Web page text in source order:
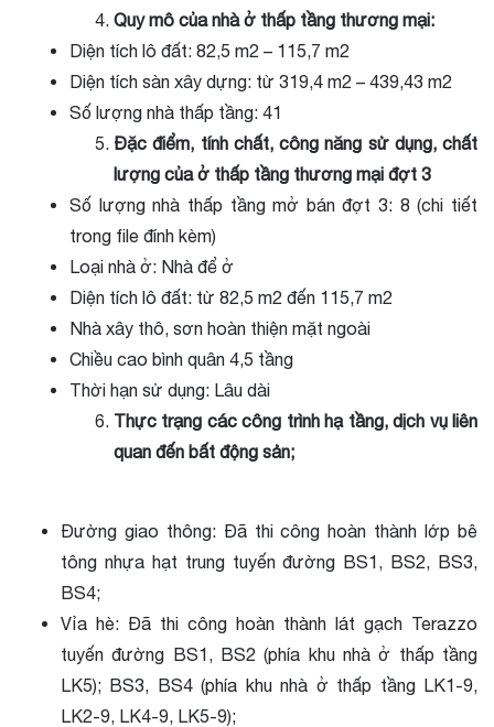
Quy mô của nhà ở thấp tầng thương mại:
Diện tích lô đất: 82,5 m2 – 115,7 m2
Diện tích sàn xây dựng: từ 319,4 m2 – 439,43 m2
Số lượng nhà thấp tầng: 41
Đặc điểm, tính chất, công năng sử dụng, chất
lượng của ở thấp tầng thương mại đợt 3
Số lượng nhà thấp tầng mở bán đợt 3: 8 (chi tiết
trong file đính kèm)
Loại nhà ở: Nhà để ở
Diện tích lô đất: từ 82,5 m2 đến 115,7 m2
Nhà xây thô, sơn hoàn thiện mặt ngoài
Chiều cao bình quân 4,5 tầng
Thời hạn sử dụng: Lâu dài
Thực trạng các công trình hạ tầng, dịch vụ liên
quan đến bất động sản;
Đường giao thông: Đã thi công hoàn thành lớp bê
tông nhựa hạt trung tuyến đường BS1, BS2, BS3,
BS4;
Vỉa hè: Đã thi công hoàn thành lát gạch Terazzo
tuyến đường BS1, BS2 (phía khu nhà ở thấp tầng
LK5); BS3, BS4 (phía khu nhà ở thấp tầng LK1-9,
LK2-9, LK4-9, LK5-9);